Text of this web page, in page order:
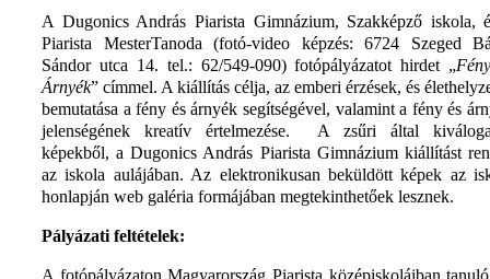
A Dugonics András Piarista Gimnázium, Szakképző iskola,
Piarista MesterTanoda (fotó-video képzés: 6724 Szeged
Sándor utca 14. tel.: 62/549-090) fotópályázatot hirdet „
Árnyék” címmel. A kiállítás célja, az emberi érzések, és
bemutatása a fény és árnyék segítségével, valamint a fény és
jelenségének kreatív értelmezése. A zsűri által
képekből, a Dugonics András Piarista Gimnázium kiállítást
az iskola aulájában. Az elektronikusan beküldött képek az
honlapján web galéria formájában megtekinthetőek lesznek.
Pályázati feltételek:
A fotópályázaton Magyarország Piarista középiskoláiban